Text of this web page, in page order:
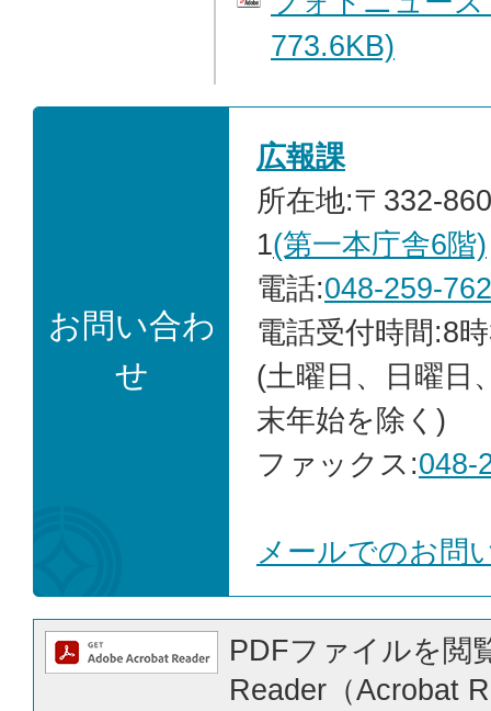
773.6KB)
お問い合わ
せ
広報課
所在地:〒332-
1(第一本庁舎6階)
電話:048-259-
電話受付時間:8
(土曜日、日曜日
末年始を除く)
ファックス:048-
メールでのお問
PDFファイルを閲
Reader（Acrobat